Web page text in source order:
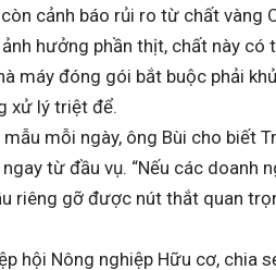
cảnh báo rủi ro từ chất
hưởng phần thịt, chất này có
máy đóng gói bắt buộc phải
xử lý triệt để.
mỗi ngày, ông Bùi cho biết
từ đầu vụ. “Nếu các doanh
riêng gỡ được nút thắt quan
hội Nông nghiệp Hữu cơ, chia